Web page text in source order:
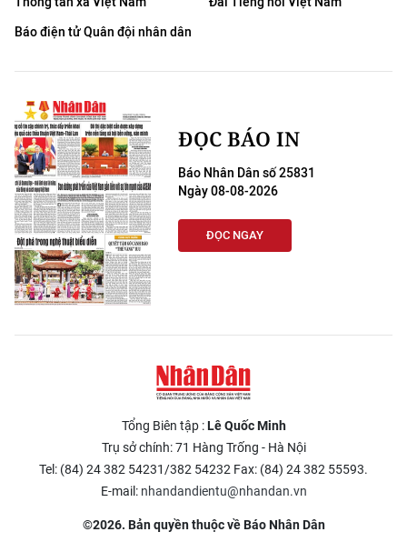
Báo điện tử Quân đội nhân dân
ĐỌC BÁO IN
Báo Nhân Dân số 25831
Ngày 08-08-2026
ĐỌC NGAY
Tổng Biên tập :Lê Quốc Minh
Trụ sở chính: 71 Hàng Trống - Hà Nội
Tel: (84) 24 382 54231/382 54232 Fax: (84) 24 382 55593.
E-mail: nhandandientu@nhandan.vn
©2026. Bản quyền thuộc về Báo Nhân Dân